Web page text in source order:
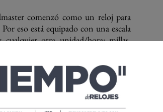
comenzó como un reloj para
eso está equipado con una escala
otra unidad/hora: millas,
ideal para las competencias tipo
un reloj-instrumento inusual para su
antes de la presentación del otro